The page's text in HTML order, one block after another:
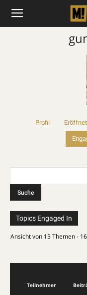
Profil
Topics Engaged In
Ansicht von 15 Themen -
Teilnehmer